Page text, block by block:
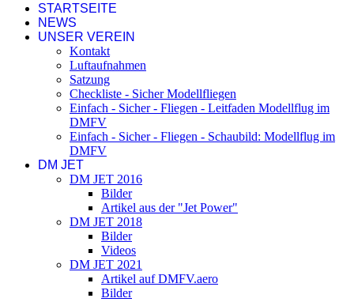
STARTSEITE
NEWS
UNSER VEREIN
Kontakt
Luftaufnahmen
Satzung
Checkliste - Sicher Modellfliegen
Einfach - Sicher - Fliegen - Leitfaden Modellflug im
DMFV
Einfach - Sicher - Fliegen - Schaubild: Modellflug im
DMFV
DM JET
DM JET 2016
Bilder
Artikel aus der "Jet Power"
DM JET 2018
Bilder
Videos
DM JET 2021
Artikel auf DMFV.aero
Bilder